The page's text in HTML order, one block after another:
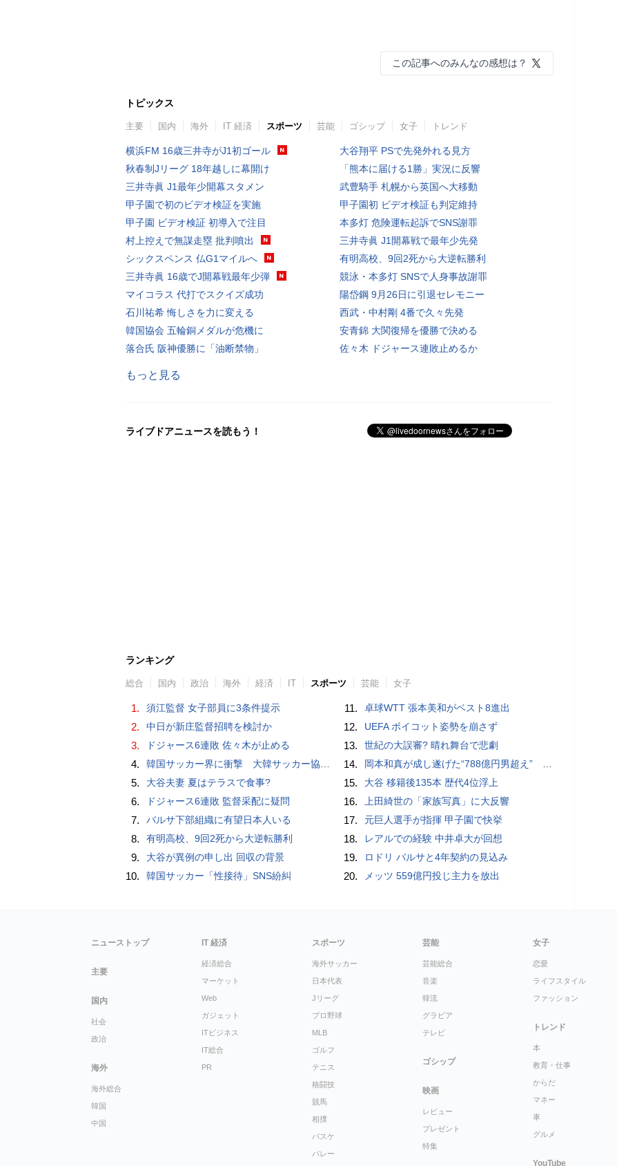
この記事へのみんなの感想は？
トピックス
主要 国内 海外 IT 経済 スポーツ 芸能 ゴシップ 女子 トレンド
横浜FM 16歳三井寺がJ1初ゴール
秋春制Jリーグ 18年越しに幕開け
三井寺眞 J1最年少開幕スタメン
甲子園で初のビデオ検証を実施
甲子園 ビデオ検証 初導入で注目
村上控えで無謀走塁 批判噴出
シックスペンス 仏G1マイルへ
三井寺眞 16歳でJ開幕戦最年少弾
マイコラス 代打でスクイズ成功
石川祐希 悔しさを力に変える
韓国協会 五輪銅メダルが危機に
落合氏 阪神優勝に「油断禁物」
大谷翔平 PSで先発外れる見方
「熊本に届ける1勝」実況に反響
武豊騎手 札幌から英国へ大移動
甲子園初 ビデオ検証も判定維持
本多灯 危険運転起訴でSNS謝罪
三井寺眞 J1開幕戦で最年少先発
有明高校、9回2死から大逆転勝利
競泳・本多灯 SNSで人身事故謝罪
陽岱鋼 9月26日に引退セレモニー
西武・中村剛 4番で久々先発
安青錦 大関復帰を優勝で決める
佐々木 ドジャース連敗止めるか
もっと見る
ライブドアニュースを読もう！
ランキング
総合 国内 政治 海外 経済 IT スポーツ 芸能 女子
1. 須江監督 女子部員に3条件提示
2. 中日が新庄監督招聘を検討か
3. ドジャース6連敗 佐々木が止める
4. 韓国サッカー界に衝撃 大韓サッカー協会に外国人審判への“性的接待”疑惑 韓国メディアが報道
5. 大谷夫妻 夏はテラスで食事?
6. ドジャース6連敗 監督采配に疑問
7. バルサ下部組織に有望日本人いる
8. 有明高校、9回2死から大逆転勝利
9. 大谷が異例の申し出 回収の背景
10. 韓国サッカー「性接待」SNS紛糾
11. 卓球WTT 張本美和がベスト8進出
12. UEFA ボイコット姿勢を崩さず
13. 世紀の大誤審? 晴れ舞台で悲劇
14. 岡本和真が成し遂げた“788億円男超え” いつのまにか「3位」…見据える球団記録更新
15. 大谷 移籍後135本 歴代4位浮上
16. 上田綺世の「家族写真」に大反響
17. 元巨人選手が指揮 甲子園で快挙
18. レアルでの経験 中井卓大が回想
19. ロドリ バルサと4年契約の見込み
20. メッツ 559億円投じ主力を放出
ニューストップ
主要
国内
社会
政治
海外
海外総合
韓国
中国
IT 経済
経済総合
マーケット
Web
ガジェット
ITビジネス
IT総合
PR
スポーツ
海外サッカー
日本代表
Jリーグ
プロ野球
MLB
ゴルフ
テニス
格闘技
競馬
相撲
バスケ
バレー
芸能
芸能総合
音楽
韓流
グラビア
テレビ
ゴシップ
映画
レビュー
プレゼント
特集
女子
恋愛
ライフスタイル
ファッション
トレンド
本
教育・仕事
からだ
マネー
車
グルメ
YouTube